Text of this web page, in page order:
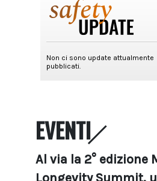
EVENTI
Al via la 2° edizione
Longevity Summit,